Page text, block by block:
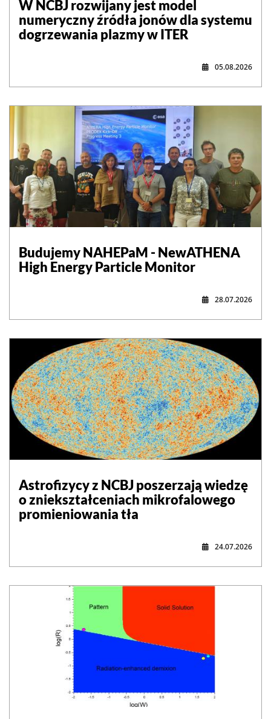
W NCBJ rozwijany jest model
numeryczny źródła jonów dla systemu
dogrzewania plazmy w ITER
05.08.2026
Budujemy NAHEPaM - NewATHENA
High Energy Particle Monitor
28.07.2026
Astrofizycy z NCBJ poszerzają wiedzę
o zniekształceniach mikrofalowego
promieniowania tła
24.07.2026